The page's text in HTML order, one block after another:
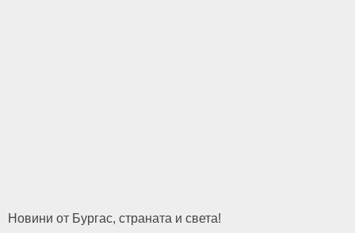
Новини от Бургас, страната и света!